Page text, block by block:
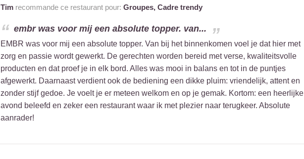
Timrecommande ce restaurant pour: Groupes, Cadre trendy
embr was voor mij een absolute topper. van...
EMBR was voor mij een absolute topper. Van bij het binnenkomen voel je dat hier met
zorg en passie wordt gewerkt. De gerechten worden bereid met verse, kwaliteitsvolle
producten en dat proef je in elk bord. Alles was mooi in balans en tot in de puntjes
afgewerkt. Daarnaast verdient ook de bediening een dikke pluim: vriendelijk, attent en
zonder stijf gedoe. Je voelt je er meteen welkom en op je gemak. Kortom: een heerlijke
avond beleefd en zeker een restaurant waar ik met plezier naar terugkeer. Absolute
aanrader!